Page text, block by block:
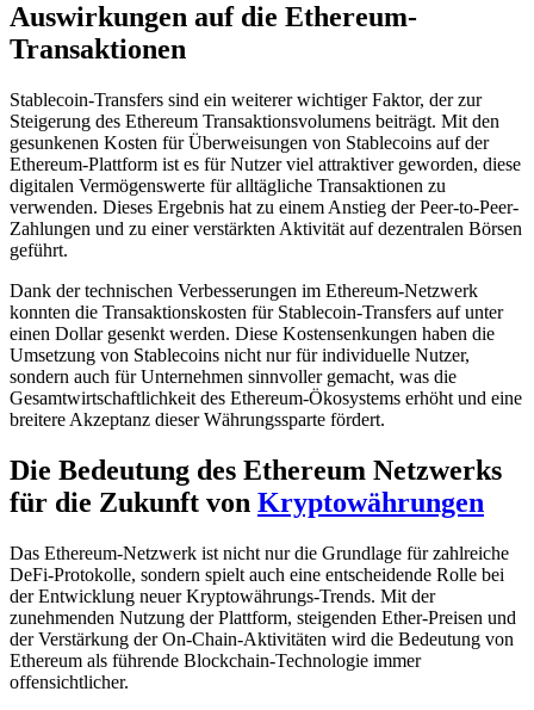
Auswirkungen auf die Ethereum-
Transaktionen
Stablecoin-Transfers sind ein weiterer wichtiger Faktor, der zur
Steigerung des Ethereum Transaktionsvolumens beiträgt. Mit den
gesunkenen Kosten für Überweisungen von Stablecoins auf der
Ethereum-Plattform ist es für Nutzer viel attraktiver geworden, diese
digitalen Vermögenswerte für alltägliche Transaktionen zu
verwenden. Dieses Ergebnis hat zu einem Anstieg der Peer-to-Peer-
Zahlungen und zu einer verstärkten Aktivität auf dezentralen Börsen
geführt.
Dank der technischen Verbesserungen im Ethereum-Netzwerk
konnten die Transaktionskosten für Stablecoin-Transfers auf unter
einen Dollar gesenkt werden. Diese Kostensenkungen haben die
Umsetzung von Stablecoins nicht nur für individuelle Nutzer,
sondern auch für Unternehmen sinnvoller gemacht, was die
Gesamtwirtschaftlichkeit des Ethereum-Ökosystems erhöht und eine
breitere Akzeptanz dieser Währungssparte fördert.
Die Bedeutung des Ethereum Netzwerks
für die Zukunft von Kryptowährungen
Das Ethereum-Netzwerk ist nicht nur die Grundlage für zahlreiche
DeFi-Protokolle, sondern spielt auch eine entscheidende Rolle bei
der Entwicklung neuer Kryptowährungs-Trends. Mit der
zunehmenden Nutzung der Plattform, steigenden Ether-Preisen und
der Verstärkung der On-Chain-Aktivitäten wird die Bedeutung von
Ethereum als führende Blockchain-Technologie immer
offensichtlicher.